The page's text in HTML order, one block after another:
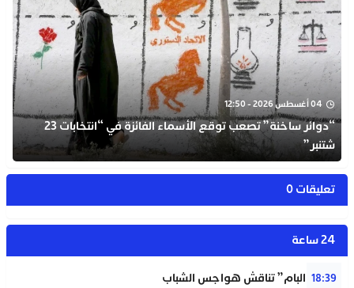
04 أغسطس 2026 - 12:50
“دوائر ساخنة” تصعب توقع الأسماء الفائزة في “انتخابات 23
شتنبر”
تعليقات 0
24 ساعة
18:39
شبيبة “البام” تناقش هواجس الشباب